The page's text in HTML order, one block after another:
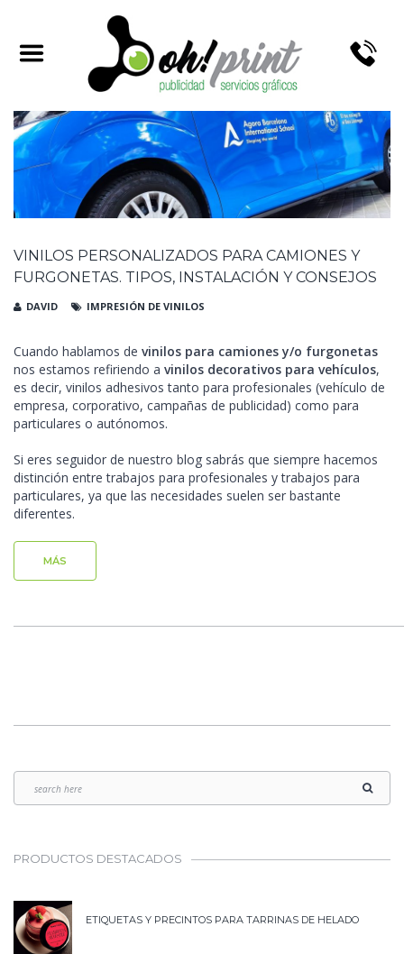
TAG ARCHIVES:VINILOS DECORATIVOS
VINILOS PERSONALIZADOS PARA CAMIONES Y
FURGONETAS. TIPOS, INSTALACIÓN Y CONSEJOS
DAVID IMPRESIÓN DE VINILOS
Cuando hablamos de vinilos para camiones y/o furgonetas
nos estamos refiriendo a vinilos decorativos para vehículos,
es decir, vinilos adhesivos tanto para profesionales (vehículo de
empresa, corporativo, campañas de publicidad) como para
particulares o autónomos.
Si eres seguidor de nuestro blog sabrás que siempre hacemos
distinción entre trabajos para profesionales y trabajos para
particulares, ya que las necesidades suelen ser bastante
diferentes.
MÁS
PRODUCTOS DESTACADOS
ETIQUETAS Y PRECINTOS PARA TARRINAS DE HELADO